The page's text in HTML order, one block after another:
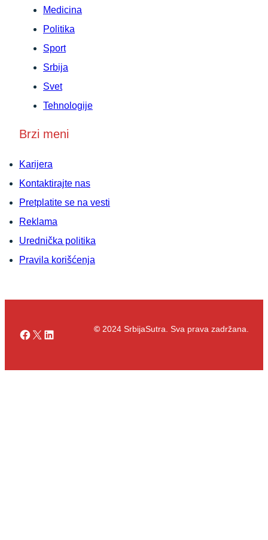
Medicina
Politika
Sport
Srbija
Svet
Tehnologije
Brzi meni
Karijera
Kontaktirajte nas
Pretplatite se na vesti
Reklama
Urednička politika
Pravila korišćenja
Facebook
X LinkedIn© 2024 SrbijaSutra. Sva prava zadržana.